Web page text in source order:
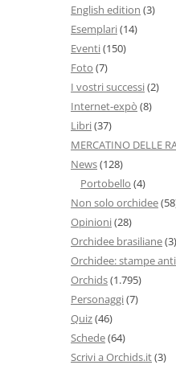
English edition (3)
Esemplari(14)
Eventi(150)
Foto (7)
I vostri successi(2)
Internet-expò (8)
Libri(37)
MERCATINO DELLE
News(128)
Portobello (4)
Non solo orchidee
Opinioni(28)
Orchidee brasiliane(3)
Orchidee: stampe
Orchids(1.795)
Personaggi(7)
Quiz(46)
Schede(64)
Scrivi a Orchids.it(3)